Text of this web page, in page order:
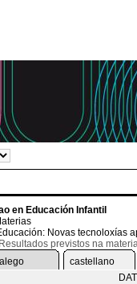
en Educación Infantil
Novas tecnoloxías
Resultados previstos na
castellano